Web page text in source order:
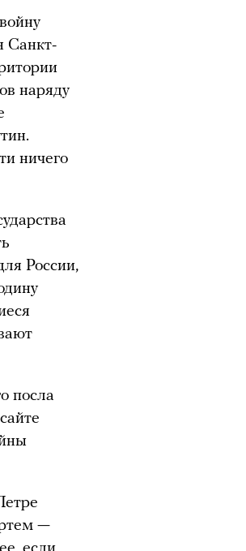
Санкт-
наряду
ничего
России,
посла
—